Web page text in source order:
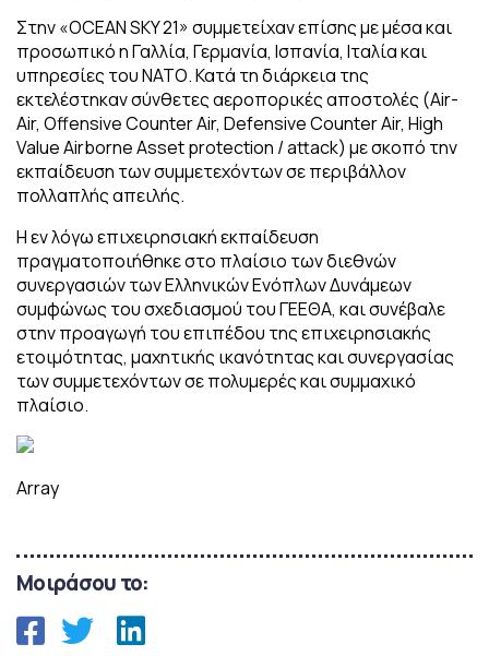
Στην «OCEAN SKY 21» συμμετείχαν επίσης με μέσα και
προσωπικό η Γαλλία, Γερμανία, Ισπανία, Ιταλία και
υπηρεσίες του ΝΑΤΟ. Κατά τη διάρκεια της
εκτελέστηκαν σύνθετες αεροπορικές αποστολές (Air-
Air, Offensive Counter Air, Defensive Counter Air, High
Value Airborne Asset protection / attack) με σκοπό την
εκπαίδευση των συμμετεχόντων σε περιβάλλον
πολλαπλής απειλής.
Η εν λόγω επιχειρησιακή εκπαίδευση
πραγματοποιήθηκε στο πλαίσιο των διεθνών
συνεργασιών των Ελληνικών Ενόπλων Δυνάμεων
συμφώνως του σχεδιασμού του ΓΕΕΘΑ, και συνέβαλε
στην προαγωγή του επιπέδου της επιχειρησιακής
ετοιμότητας, μαχητικής ικανότητας και συνεργασίας
των συμμετεχόντων σε πολυμερές και συμμαχικό
πλαίσιο.
Array
Μοιράσου το: